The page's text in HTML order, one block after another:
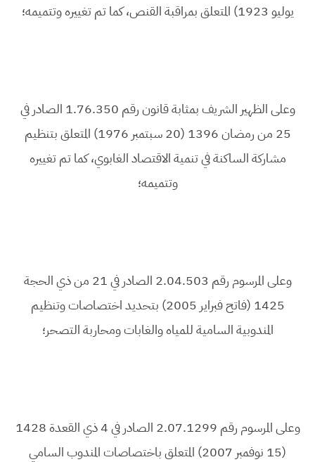
يوليو 1923) المتعلق بمراقبة القنص، كما تم تغييره وتتميمه؛
وعلى الظهير الشريف بمثابة قانون رقم 1.76.350 الصادر في
25 من رمضان 1396 (20 سبتمبر 1976) المتعلق بتنظيم
مشاركة الساكنة في تنمية الاقتصاد الغابوي، كما تم تغييره
وتتميمه؛
وعلى المرسوم رقم 2.04.503 الصادر في 21 من ذي الحجة
1425 (فاتح فبراير 2005) بتحديد اختصاصات وتنظيم
المندوبية السامية للمياه والغابات ومحاربة التصحر؛
وعلى المرسوم رقم 2.07.1299 الصادر في 4 ذي القعدة 1428
(15 نوفمبر 2007) المتعلق باختصاصات المندوب السامي